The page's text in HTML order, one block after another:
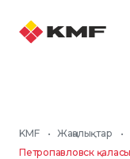
KMF • Жаңалықтар
•
Петропавловск